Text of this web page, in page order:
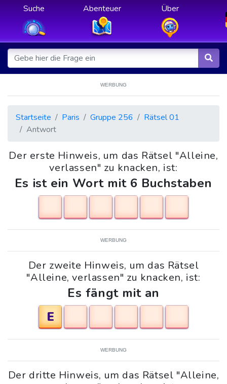
Suche Abenteuer Über
WERBUNG
Startseite Paris Gruppe 256
Rätsel 01
Antwort
Der erste Hinweis, um das Rätsel "Alleine,
verlassen" zu knacken, ist:
Es ist ein Wort mit 6 Buchstaben
WERBUNG
Der zweite Hinweis, um das Rätsel
"Alleine, verlassen" zu knacken, ist:
Es fängt mit an
E
WERBUNG
Der dritte Hinweis, um das Rätsel "Alleine,